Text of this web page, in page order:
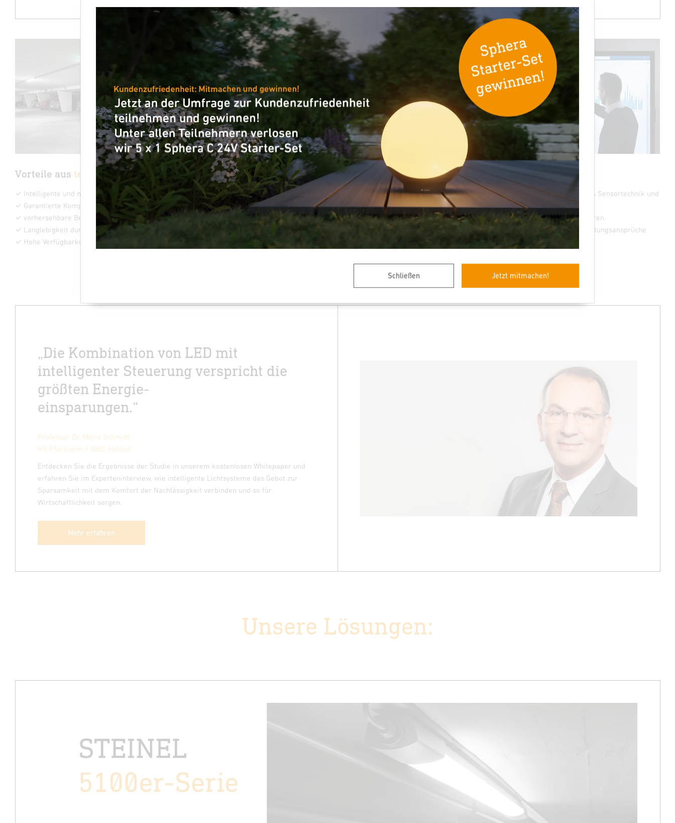
×
Schließen Jetzt mitmachen!
Vorteile aus technischer Sicht
✓ Intelligente und modernste Technik
✓ Garantierte Kompatibilität von Leuchtmittel und Leuchte
✓ vorhersehbare Beleuchtungsstärke und Lichtqualität
✓ Langlebigkeit durch aufeinader abgestimmte Produkte
✓ Hohe Verfügbarkeiten
Vorteile bei derUmrüstung
✓ Vorhandene Bohrlöcher können genutzt werden
✓ Einfache Inbetriebnahme dank modernster Technik
✓ Geringer Wartungsaufwand
✓ Weniger eingesetzte Produkte durch bessere Lichtausbeute
✓ Intelligente Steuerung per App
Vorteile aus finanzieller Sicht
✓ max. Einsparung durch Kombination aus Sensortechnik und
LED
✓ Return-on-Invest (ROI) nach unter 2 Jahren
✓ Erhaltung der Garantie- und Gewährleistungsansprüche
„Die Kombination von LED mit
intelligenter Steuerung verspricht die
größten Energie-
einsparungen.“
Professor Dr. Mario Schmidt
HS Pforzheim / INEC Institut
Entdecken Sie die Ergebnisse der Studie in unserem kostenlosen Whitepaper und
erfahren Sie im Experteninterview, wie intelligente Lichtsysteme das Gebot zur
Sparsamkeit mit dem Komfort der Nachlässigkeit verbinden und so für
Wirtschaftlichkeit sorgen.
Mehr erfahren
Unsere Lösungen: